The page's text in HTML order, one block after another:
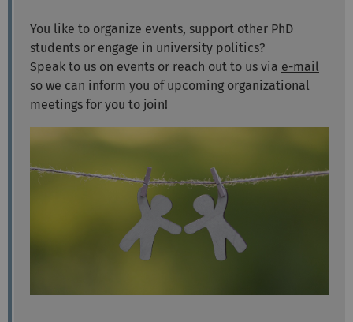
You like to organize events, support other PhD
students or engage in university politics?
Speak to us on events or reach out to us via e-mail
so we can inform you of upcoming organizational
meetings for you to join!